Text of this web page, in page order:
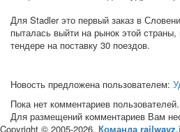
Для Stadler это первый заказ в
пыталась выйти на рынок этой
тендере на поставку 30 поездов.
Новость предложена пользователем:
Пока нет комментариев пользователей.
Для размещений комментариев Вам
Copyright © 2005-2026, Команда